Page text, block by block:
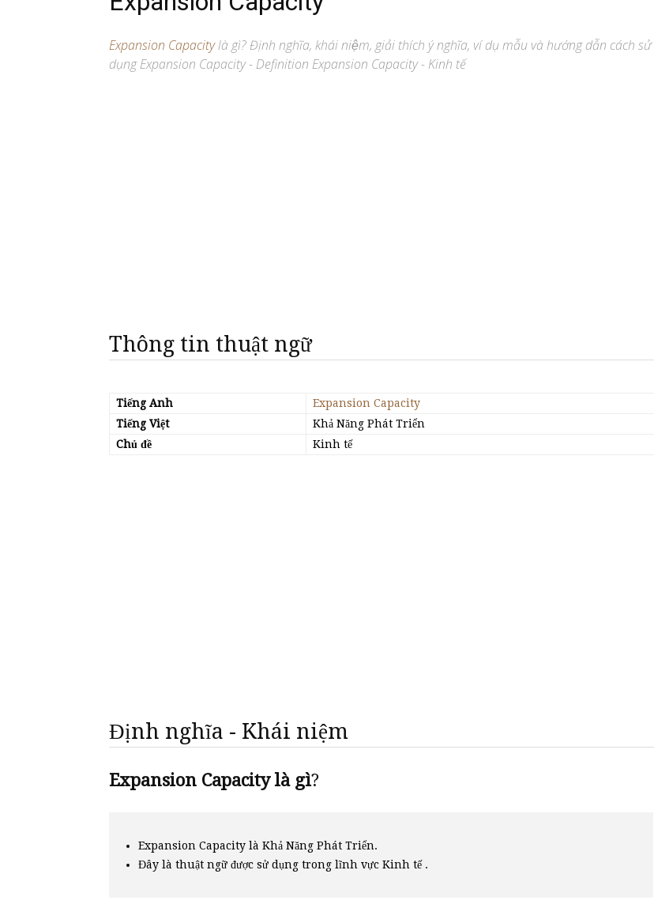
Expansion Capacitylà gì? Định nghĩa, khái niệm, giải thích ý nghĩa, ví dụ mẫu và hướng dẫn cách sử
dụng Expansion Capacity - Definition Expansion Capacity - Kinh tế
Thông tin thuật ngữ
Tiếng Anh
Expansion Capacity
Tiếng Việt
Khả Năng Phát Triển
Chủ đề
Kinh tế
Định nghĩa - Khái niệm
Expansion Capacity là gì?
Expansion Capacity là Khả Năng Phát Triển.
Đây là thuật ngữ được sử dụng trong lĩnh vực Kinh tế .